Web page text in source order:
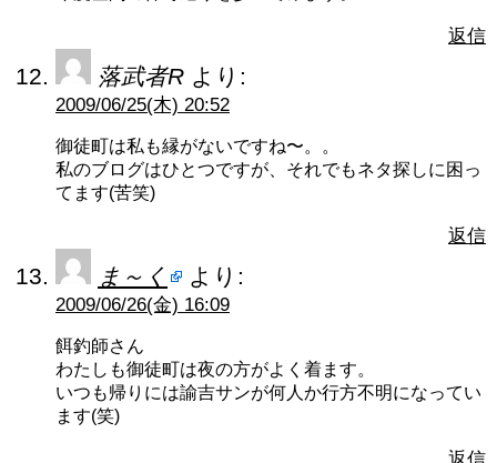
返信
落武者R より:
2009/06/25(木) 20:52
御徒町は私も縁がないですね〜。。
私のブログはひとつですが、それでもネタ探しに困っ
てます(苦笑)
返信
ま～く より:
2009/06/26(金) 16:09
餌釣師さん
わたしも御徒町は夜の方がよく着ます。
いつも帰りには諭吉サンが何人か行方不明になってい
ます(笑)